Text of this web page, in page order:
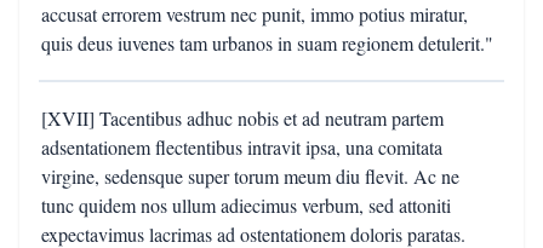
accusat errorem vestrum nec punit, immo potius miratur,
quis deus iuvenes tam urbanos in suam regionem detulerit."
[XVII] Tacentibus adhuc nobis et ad neutram partem
adsentationem flectentibus intravit ipsa, una comitata
virgine, sedensque super torum meum diu flevit. Ac ne
tunc quidem nos ullum adiecimus verbum, sed attoniti
expectavimus lacrimas ad ostentationem doloris paratas.